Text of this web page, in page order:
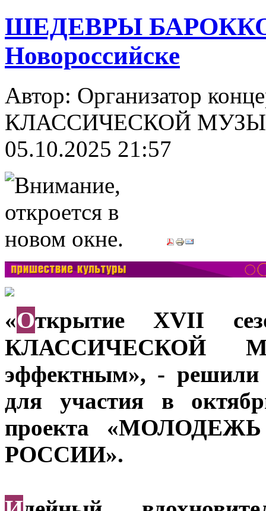
ШЕДЕВРЫ
Новороссийске
Автор: Организатор
КЛАССИЧЕСКОЙ
05.10.2025 21:57
«Открытие XVII
КЛАССИЧЕСКОЙ
эффектным», - решили
для участия в
проекта
РОССИИ».